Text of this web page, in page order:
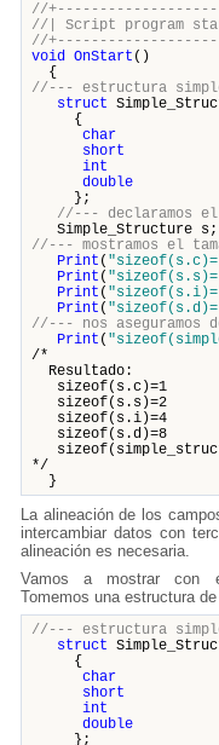
//
//| Script
//
void OnStart ()
{
//--- estructura
struct
{
char
short
int
double
};
//--- declaramos
Simple_Structure
//--- mostramos el
Print (
Print (
Print (
Print (
//--- nos aseguramos
Print (
/*
Resultado:
sizeof(s.c)=1
sizeof(s.s)=2
sizeof(s.i)=4
sizeof(s.d)=8
*/
}
La alineación de los
intercambiar datos con
alineación es necesaria.
Vamos a mostrar con
Tomemos una estructura
//--- estructura
struct
{
char
short
int
double
};